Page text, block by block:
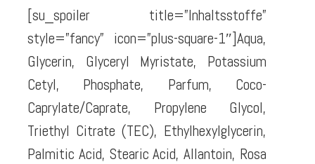
[su_spoiler title=”Inhaltsstoffe”
style=”fancy” icon=”plus-square-1″]Aqua,
Glycerin, Glyceryl Myristate, Potassium
Cetyl, Phosphate, Parfum, Coco-
Caprylate/Caprate, Propylene Glycol,
Triethyl Citrate (TEC), Ethylhexylglycerin,
Palmitic Acid, Stearic Acid, Allantoin, Rosa